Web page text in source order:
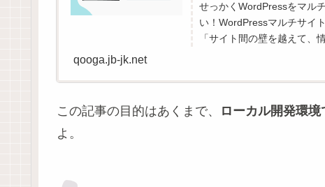
せっかくWordPressをマル
い！WordPressマルチサイ
「サイト間の壁を越えて、
qooga.jb-jk.net
この記事の目的はあくまで、 ローカル開発環
よ。